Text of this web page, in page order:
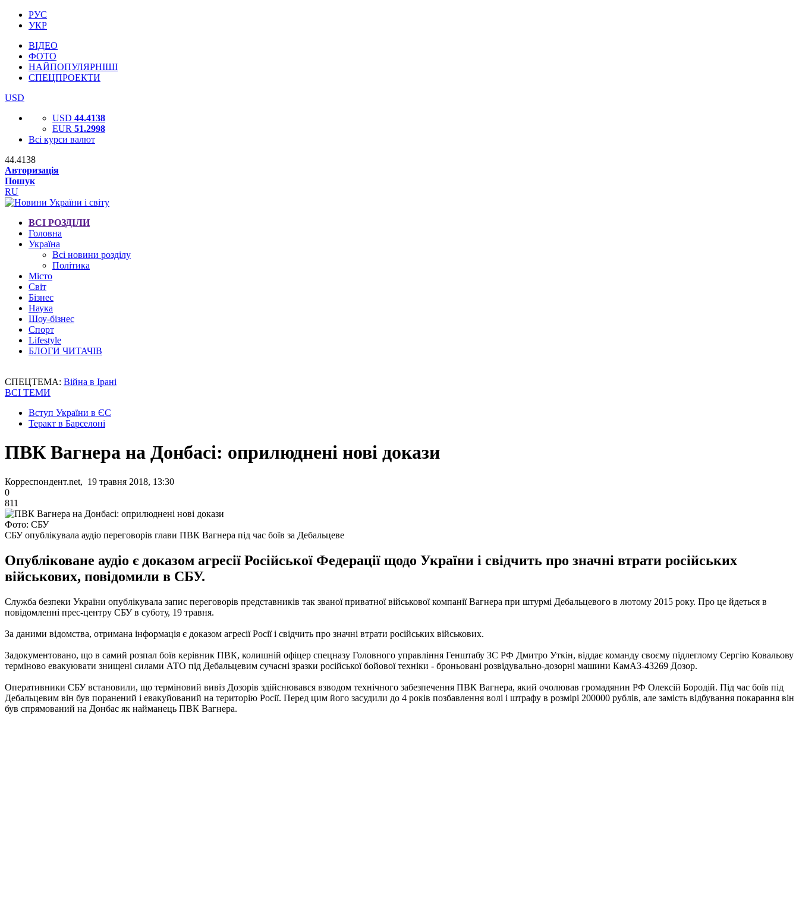
РУС
УКР
ВІДЕО
ФОТО
НАЙПОПУЛЯРНІШІ
СПЕЦПРОЕКТИ
USD
USD 44.4138
EUR 51.2998
Всі курси валют
44.4138
Авторизація
Пошук
RU
ВСІ РОЗДІЛИ
Головна
Україна
Всі новини розділу
Політика
Місто
Світ
Бізнес
Наука
Шоу-бізнес
Спорт
Lifestyle
БЛОГИ ЧИТАЧІВ
СПЕЦТЕМА: Війна в Ірані
ВСІ ТЕМИ
Вступ України в ЄС
Теракт в Барселоні
ПВК Вагнера на Донбасі: оприлюднені нові докази
Корреспондент.net, 19 травня 2018, 13:30
0
811
Фото: СБУ
СБУ опублікувала аудіо переговорів глави ПВК Вагнера під час боїв за Дебальцеве
Опубліковане аудіо є доказом агресії Російської Федерації щодо України і свідчить про значні втрати російських
військових, повідомили в СБУ.
Служба безпеки України опублікувала запис переговорів представників так званої приватної військової компанії Вагнера при штурмі Дебальцевого в лютому 2015 року. Про це йдеться в
повідомленні прес-центру СБУ в суботу, 19 травня.
За даними відомства, отримана інформація є доказом агресії Росії і свідчить про значні втрати російських військових.
Задокументовано, що в самий розпал боїв керівник ПВК, колишній офіцер спецназу Головного управління Генштабу ЗС РФ Дмитро Уткін, віддає команду своєму підлеглому Сергію Ковальову
терміново евакуювати знищені силами АТО під Дебальцевим сучасні зразки російської бойової техніки - броньовані розвідувально-дозорні машини КамАЗ-43269 Дозор.
Оперативники СБУ встановили, що терміновий вивіз Дозорів здійснювався взводом технічного забезпечення ПВК Вагнера, який очолював громадянин РФ Олексій Бородій. Під час боїв під
Дебальцевим він був поранений і евакуйований на територію Росії. Перед цим його засудили до 4 років позбавлення волі і штрафу в розмірі 200000 рублів, але замість відбування покарання він
був спрямований на Донбас як найманець ПВК Вагнера.